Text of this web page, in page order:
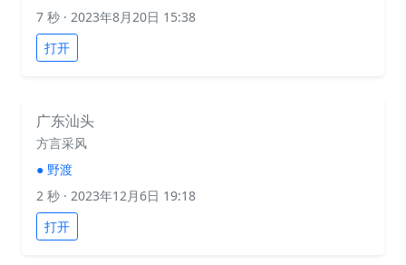
7 秒 · 2023年8月20日 15:38
打开
广东汕头
方言采风
● 野渡
2 秒 · 2023年12月6日 19:18
打开